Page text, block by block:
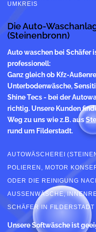
UMKREIS
Die Auto-
(Steinenbronn)
Auto waschen bei Schäfer
professionell:
Ganz gleich ob Kfz-
Unterbodenwäsche,
Shine Tecs - bei der
richtig. Unsere Kunden
Weg zu uns wie z.B. aus
rund um Filderstadt.
AUTOWÄSCHEREI
POLIEREN, MOTOR
ODER DIE REINIGUNG
AUSSENWÄSCHE,
CHÄFER IN FILDERSTADT
Unsere Softwäsche ist